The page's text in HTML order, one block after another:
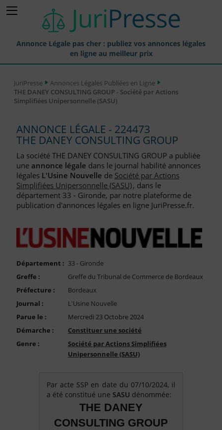
Annonce Légale pas cher : publiez vos annonces légales
en ligne au meilleur prix
Annonces Légales Publiées
Journaux Habilités (JAL) Annonces Légales
Liste des Greffes
Liste des CCI
Le Blog pour les Entreprises
Nous Contacter
Compte PRO
JuriPresse
Annonces Légales Publiées en Ligne
THE DANEY CONSULTING GROUP - Société par Actions
Simplifiées Unipersonnelle (SASU)
ANNONCE LÉGALE - 224473
THE DANEY CONSULTING GROUP
La société THE DANEY CONSULTING GROUP a publiée
une annonce légale dans le journal habilité annonces
légales L'Usine Nouvelle de Société par Actions
Simplifiées Unipersonnelle (SASU), dans le
département 33 - Gironde, par notre plateforme de
publication d'annonces légales en ligne JuriPresse.fr.
Département : 33 - Gironde
Greffe :
Greffe du Tribunal de Commerce de Bordeaux
Préfecture :
Bordeaux
Journal :
L'Usine Nouvelle
Parue le :
Mercredi 23 Octobre 2024
Démarche :
Constituer une société
Genre :
Société par Actions Simplifiées
Unipersonnelle (SASU)
Par acte SSP en date du 07/10/2024, il
a été constitué une SASU dénommée:
THE DANEY
CONSULTING GROUP